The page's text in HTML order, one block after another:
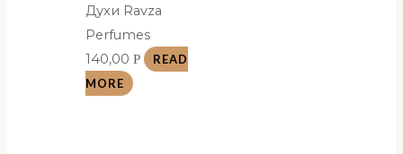
Духи Ravza
Perfumes
140,00Р
READ
MORE